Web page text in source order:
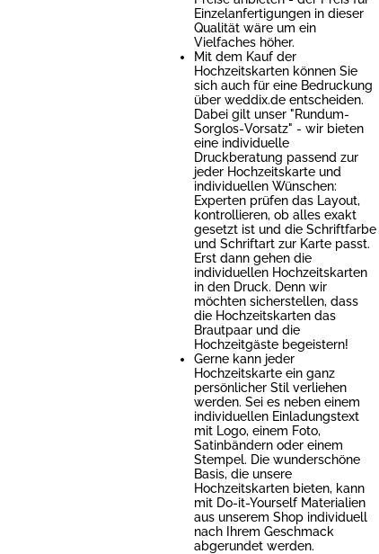
Einzelanfertigungen in dieser
Qualität wäre um ein
Vielfaches höher.
Mit dem Kauf der
Hochzeitskarten können Sie
sich auch für eine Bedruckung
über weddix.de entscheiden.
Dabei gilt unser "Rundum-
Sorglos-Vorsatz" - wir bieten
eine individuelle
Druckberatung passend zur
jeder Hochzeitskarte und
individuellen Wünschen:
Experten prüfen das Layout,
kontrollieren, ob alles exakt
gesetzt ist und die Schriftfarbe
und Schriftart zur Karte passt.
Erst dann gehen die
individuellen Hochzeitskarten
in den Druck. Denn wir
möchten sicherstellen, dass
die Hochzeitskarten das
Brautpaar und die
Hochzeitgäste begeistern!
Gerne kann jeder
Hochzeitskarte ein ganz
persönlicher Stil verliehen
werden. Sei es neben einem
individuellen Einladungstext
mit Logo, einem Foto,
Satinbändern oder einem
Stempel. Die wunderschöne
Basis, die unsere
Hochzeitskarten bieten, kann
mit Do-it-Yourself Materialien
aus unserem Shop individuell
nach Ihrem Geschmack
abgerundet werden.